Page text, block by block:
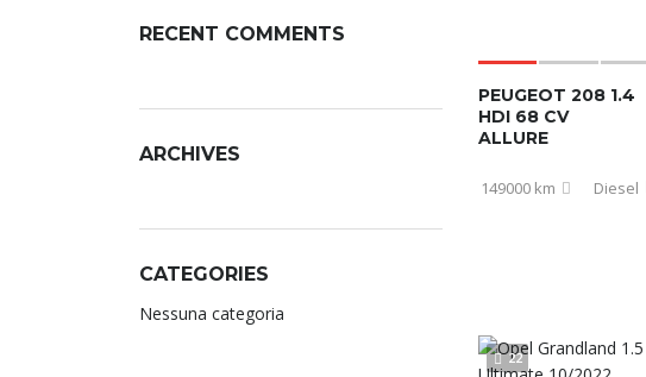
RECENT COMMENTS
ARCHIVES
CATEGORIES
Nessuna categoria
PEUGEOT 208 1.4
HDI 68 CV
ALLURE
149000 km Diesel
22